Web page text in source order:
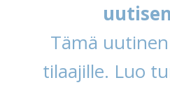
Tämä
tilaajille. Luo